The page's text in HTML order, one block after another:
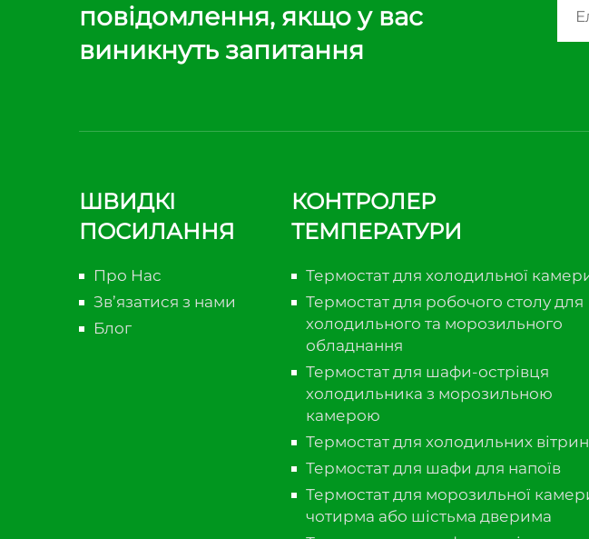
повідомлення, якщо у вас
виникнуть запитання
ШВИДКІ
ПОСИЛАННЯ
Про Нас
Зв’язатися з нами
Блог
КОНТРОЛЕР
ТЕМПЕРАТУРИ
Термостат для холодильної
Термостат для робочого столу для
холодильного та морозильного
обладнання
Термостат для шафи-острівця
холодильника з морозильною
камерою
Термостат для холодильних вітрин
Термостат для шафи для напоїв
Термостат для морозильної
чотирма або шістьма дверима